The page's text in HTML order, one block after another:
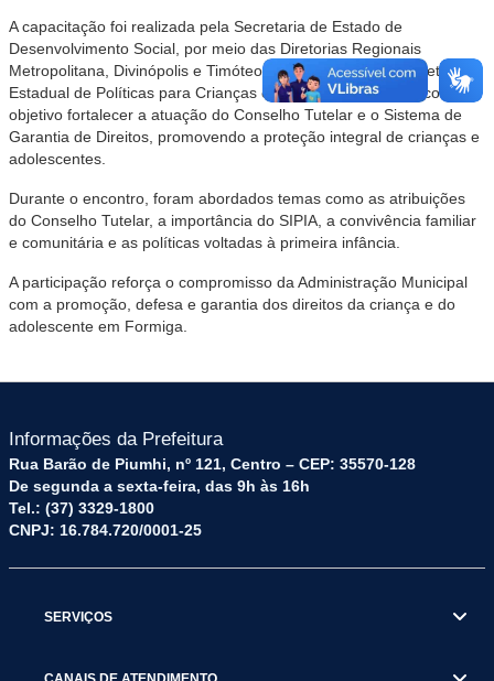
A capacitação foi realizada pela Secretaria de Estado de
Desenvolvimento Social, por meio das Diretorias Regionais
Metropolitana, Divinópolis e Timóteo, em parceria com a Diretoria
Estadual de Políticas para Crianças e Adolescentes, e teve como
objetivo fortalecer a atuação do Conselho Tutelar e o Sistema de
Garantia de Direitos, promovendo a proteção integral de crianças e
adolescentes.
Durante o encontro, foram abordados temas como as atribuições
do Conselho Tutelar, a importância do SIPIA, a convivência familiar
e comunitária e as políticas voltadas à primeira infância.
A participação reforça o compromisso da Administração Municipal
com a promoção, defesa e garantia dos direitos da criança e do
adolescente em Formiga.
Informações da Prefeitura
Rua Barão de Piumhi, nº 121, Centro – CEP: 35570-128
De segunda a sexta-feira, das 9h às 16h
Tel.: (37) 3329-1800
CNPJ: 16.784.720/0001-25
SERVIÇOS